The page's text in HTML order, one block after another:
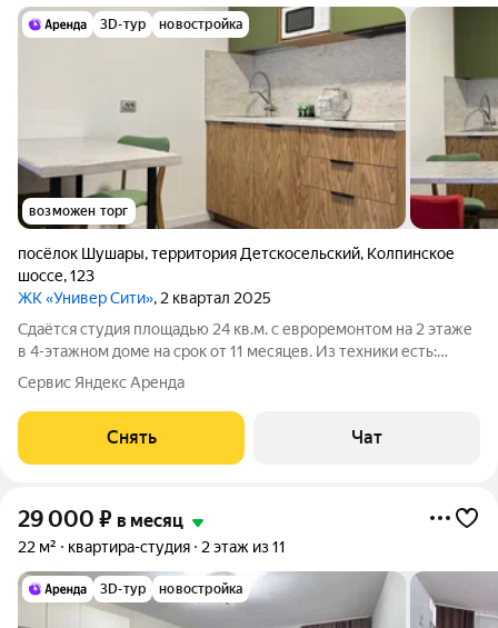
3D-тур новостройка
возможен торг
посёлок Шушары,территория Детскосельский, Колпинское
шоссе,123
ЖК «Универ Сити», 2 квартал 2025
Сдаётся студия площадью 24 кв.м. с евроремонтом на 2 этаже
в 4-этажном доме на срок от 11 месяцев. Из техники есть:
Стиральная машина Сушильная машина Холодильник
Посудомоечная машина Микроволновка Пылесос Дом -
монолитный, окна выходят на
Сервис Яндекс Аренда
Снять Чат
29 000 ₽ в месяц
22 м² квартира-студия 2 этаж из 11
3D-тур новостройка